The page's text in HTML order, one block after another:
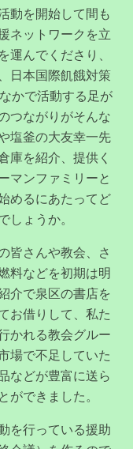
動を開始して間も
ネットワークを立
運んでくださり、
日本国際飢餓対策
かで活動する足が
つながりがそんな
塩釜の大友幸一先
庫を紹介、提供く
マンファミリーと
めるにあたってど
しょうか。
皆さんや教会、さ
料などを初期は明
介で泉区の書店を
お借りして、私た
かれる教会グルー
場で不足していた
などが豊富に送ら
ができました。
を行っている援助